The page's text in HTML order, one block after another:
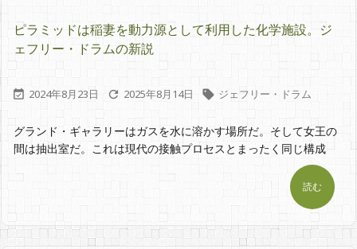
ピラミッドは稲妻を動力源として利用した化学施設。ジ
ェフリー・ドラムの新説
 2024年8月23日  2025年8月14日  ジェフリー・ドラム
グランド・ギャラリーはガスを水に溶かす場所だ。そして女王の
間は抽出室だ。これは現代の接触プロセスとまったく同じ構成
読む